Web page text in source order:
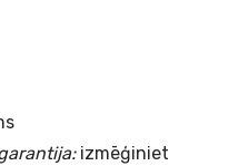
izmēģiniet